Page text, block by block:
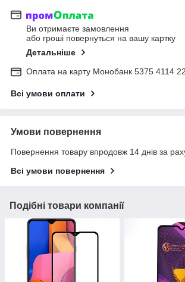
Ви отримаєте замовлення
або гроші повернуться на вашу картку
Детальніше
Оплата на карту Монобанк 5375 4114
Всі умови оплати
Умови повернення
Повернення товару впродовж 14 днів за
Всі умови повернення
Подібні товари компанії